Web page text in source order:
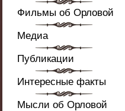
Фильмы об Орловой
Медиа
Публикации
Интересные факты
Мысли об Орловой